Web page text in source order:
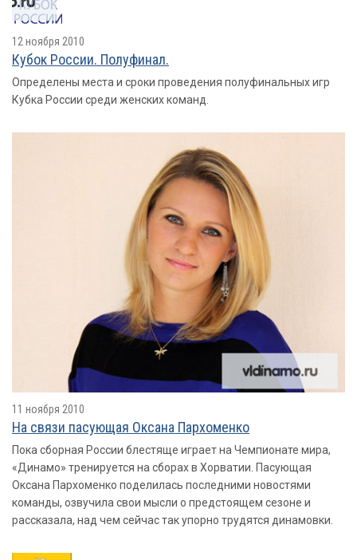
12 ноября 2010
Кубок России. Полуфинал.
Определены места и сроки проведения полуфинальных игр
Кубка России среди женских команд.
11 ноября 2010
На связи пасующая Оксана Пархоменко
Пока сборная России блестяще играет на Чемпионате мира,
«Динамо» тренируется на сборах в Хорватии. Пасующая
Оксана Пархоменко поделилась последними новостями
команды, озвучила свои мысли о предстоящем сезоне и
рассказала, над чем сейчас так упорно трудятся динамовки.